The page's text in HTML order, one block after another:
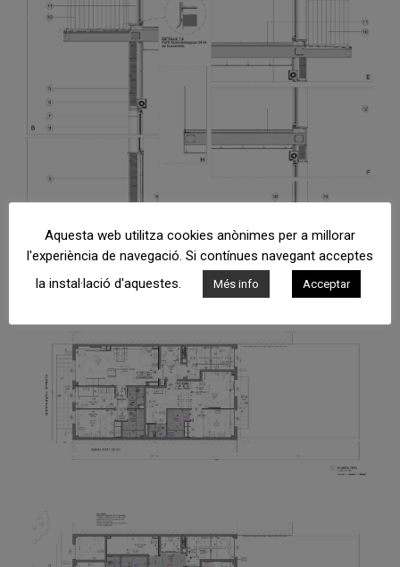
Aquesta web utilitza cookies anònimes per a millorar
l'experiència de navegació. Si contínues navegant acceptes
la instal·lació d'aquestes.
Més info Acceptar